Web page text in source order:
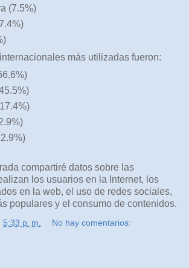
(7.5%)
más utilizadas fueron:
compartiré datos sobre las
los usuarios en la Internet, los
en la web, el uso de redes sociales,
populares y el consumo de contenidos.
5:33 p. m. No hay comentarios: